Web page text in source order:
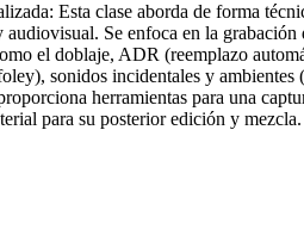
Esta clase aborda de forma
audiovisual. Se enfoca en la
el doblaje, ADR (reemplazo
sonidos incidentales y
herramientas para una
para su posterior edición y mezcla.